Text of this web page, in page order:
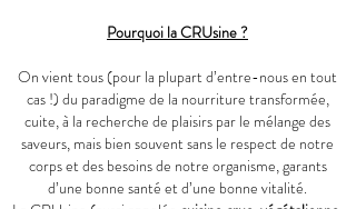
Pourquoi la CRUsine ?
On vient tous (pour la plupart d’entre-nous en tout
cas !) du paradigme de la nourriture transformée,
cuite, à la recherche de plaisirs par le mélange des
saveurs, mais bien souvent sans le respect de notre
corps et des besoins de notre organisme, garants
d’une bonne santé et d’une bonne vitalité.